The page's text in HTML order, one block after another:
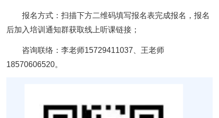
报名方式：扫描下方二维码填写报名表完成报名，报名
后加入培训通知群获取线上听课链接；
咨询联络：李老师15729411037、王老师
18570606520。